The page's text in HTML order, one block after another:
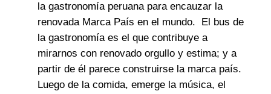
la gastronomía peruana para encauzar la
renovada Marca País en el mundo. El bus de
la gastronomía es el que contribuye a
mirarnos con renovado orgullo y estima; y a
partir de él parece construirse la marca país.
Luego de la comida, emerge la música, el